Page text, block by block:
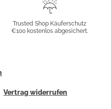
Käuferschutz
Trusted Shop Käuferschutz
€100 kostenlos abgesichert.
Vertrag widerrufen